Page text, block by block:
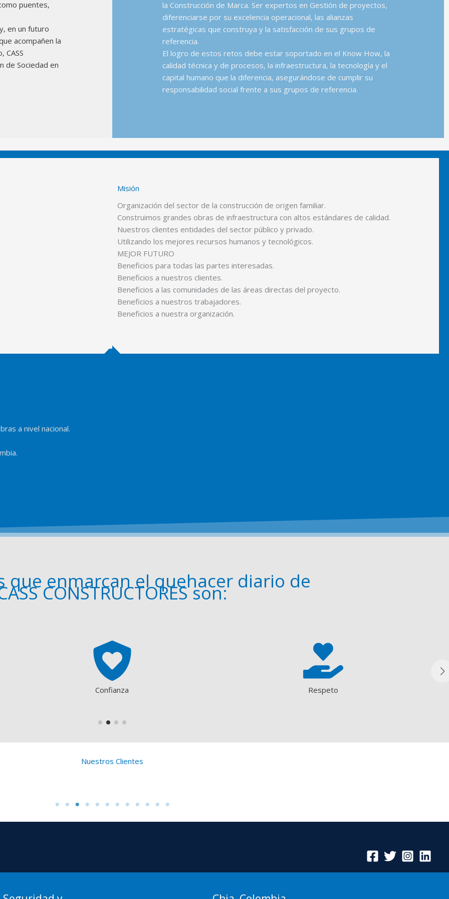
puentes,
en un futuro
acompañen la
CASS
de Sociedad en
la Construcción de Marca. Ser expertos en Gestión de proyectos,
diferenciarse por su excelencia operacional, las alianzas
estratégicas que construya y la satisfacción de sus grupos de
referencia.
El logro de estos retos debe estar soportado en el Know How, la
calidad técnica y de procesos, la infraestructura, la tecnología y el
capital humano que la diferencia, asegurándose de cumplir su
responsabilidad social frente a sus grupos de referencia.
Misión
Organización del sector de la construcción de origen familiar.
Construimos grandes obras de infraestructura con altos estándares de calidad.
Nuestros clientes entidades del sector público y privado.
Utilizando los mejores recursos humanos y tecnológicos.
MEJOR FUTURO
Beneficios para todas las partes interesadas.
Beneficios a nuestros clientes.
Beneficios a las comunidades de las áreas directas del proyecto.
Beneficios a nuestros trabajadores.
Beneficios a nuestra organización.
a nivel nacional.
que enmarcan el quehacer diario de
CONSTRUCTORES son:
Confianza Respeto
Nuestros Clientes